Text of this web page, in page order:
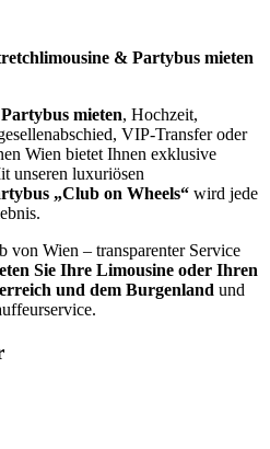
& Partybus mieten
Partybus mieten, Hochzeit,
VIP-Transfer oder
Wien bietet Ihnen exklusive
unseren luxuriösen
„Club on Wheels“ wird jede
von Wien – transparenter Service
Sie Ihre Limousine oder Ihren
und dem Burgenland und